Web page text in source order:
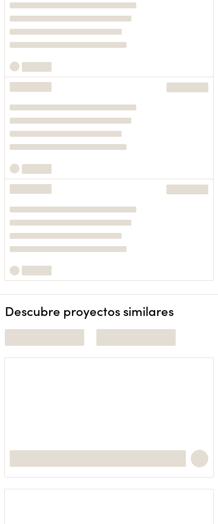
Descubre proyectos similares